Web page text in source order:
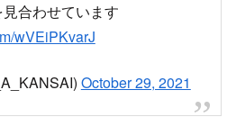
合わせています
wVEiPKvarJ
October 29, 2021